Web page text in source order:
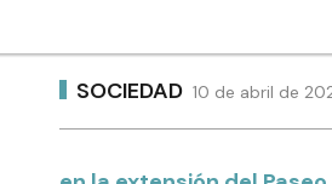
SOCIEDAD 10 de abril de